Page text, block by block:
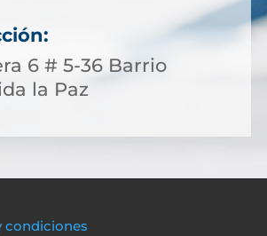
6 # 5-36 Barrio
la Paz
condiciones